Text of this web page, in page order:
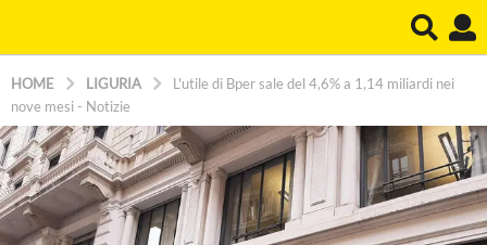
HOME LIGURIA
L'utile di Bper sale del 4,6% a 1,14 miliardi nei
nove mesi - Notizie